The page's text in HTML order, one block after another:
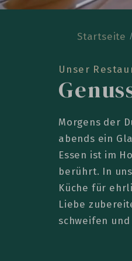
Startseite
Unser
Morgens der
abends ein
Essen ist im
berührt. In
Küche für
Liebe
schweifen